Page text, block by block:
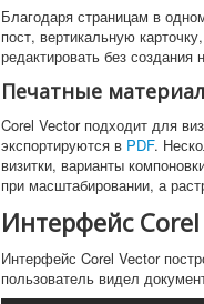
Благодаря страницам в
пост, вертикальную
редактировать без
Печатные
Corel Vector подходит для
экспортируются в PDF.
визитки, варианты
при масштабировании, а
Интерфейс
Интерфейс Corel Vector
пользователь видел